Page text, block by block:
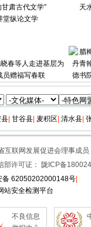
堂纵论文学
天
家毛晓春等
腊
| 甘谷县| 麦积区 清水县|
互联网发展促进会理事成员
部许可证：
陇ICP备
备 62050202000148号
站安全检测平台
不良信息